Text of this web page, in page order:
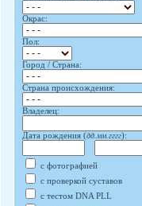
Окрас:
Пол:
Город / Страна:
Страна происхождения:
Владелец:
Дата рождения (дд.мм.гггг):
с фотографией
с проверкой суставов
с тестом DNA PLL